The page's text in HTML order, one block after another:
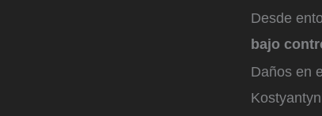
Desde
bajo
Daños en